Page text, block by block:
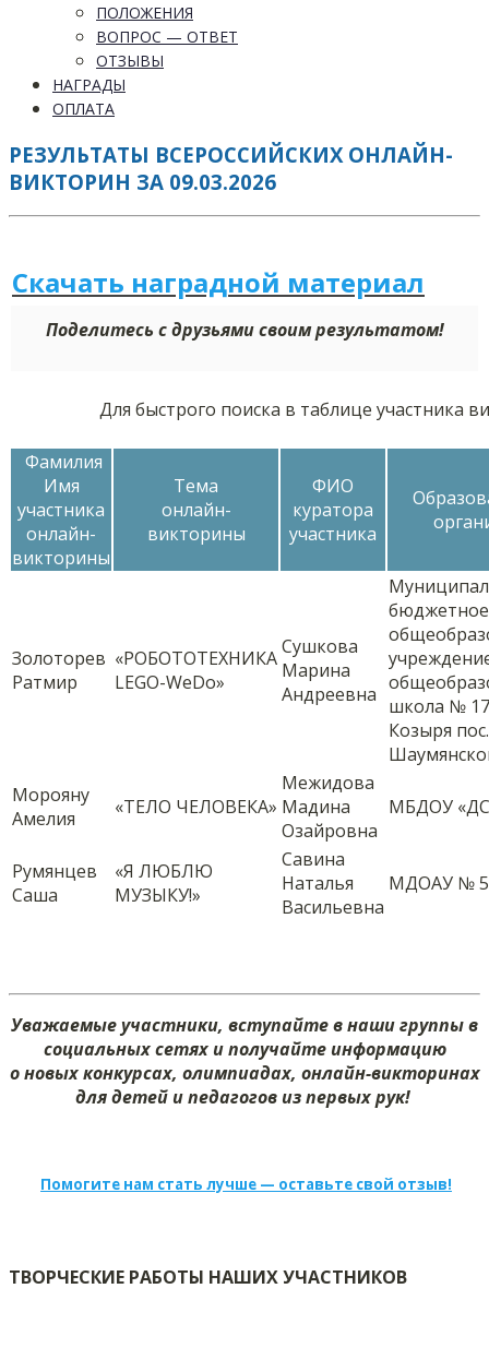
ПОЛОЖЕНИЯ
ВОПРОС — ОТВЕТ
ОТЗЫВЫ
НАГРАДЫ
ОПЛАТА
РЕЗУЛЬТАТЫ ВСЕРОССИЙСКИХ ОНЛАЙН-
ВИКТОРИН ЗА 09.03.2026
Скачать наградной материал
Поделитесь с друзьями своим результатом!
Для быстрого поиска в таблице участника
Фамилия
Имя
участника
онлайн-
викторины
Тема
онлайн-
викторины
ФИО
куратора
участника
Золоторев
Ратмир
«РОБОТОТЕХНИКА
LEGO-WeDo»
Сушкова
Марина
Андреевна
бюджетное
школа №
Козыря пос.
Морояну
Амелия
«ТЕЛО ЧЕЛОВЕКА»
Межидова
Мадина
Озайровна
МБДОУ «ДС
Румянцев
Саша
«Я ЛЮБЛЮ
МУЗЫКУ!»
Савина
Наталья
Васильевна
МДОАУ №
Уважаемые участники, вступайте в наши группы в
социальных сетях и получайте информацию
о новых конкурсах, олимпиадах, онлайн-викторинах
для детей и педагогов из первых рук!
Помогите нам стать лучше — оставьте свой отзыв!
ТВОРЧЕСКИЕ РАБОТЫ НАШИХ УЧАСТНИКОВ